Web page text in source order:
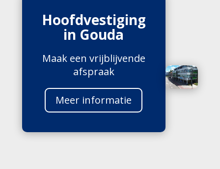
Hoofdvestiging
in Gouda
Maak een vrijblijvende
afspraak
Meer informatie